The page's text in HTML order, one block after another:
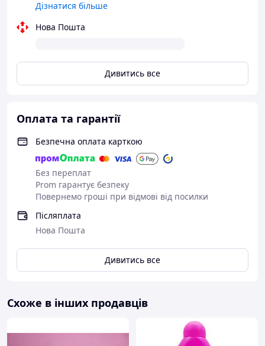
Дізнатися більше
Нова Пошта
Дивитись все
Оплата та гарантії
Безпечна оплата карткою
Без переплат
Prom гарантує безпеку
Повернемо гроші при відмові від посилки
Післяплата
Нова Пошта
Дивитись все
Схоже в інших продавців